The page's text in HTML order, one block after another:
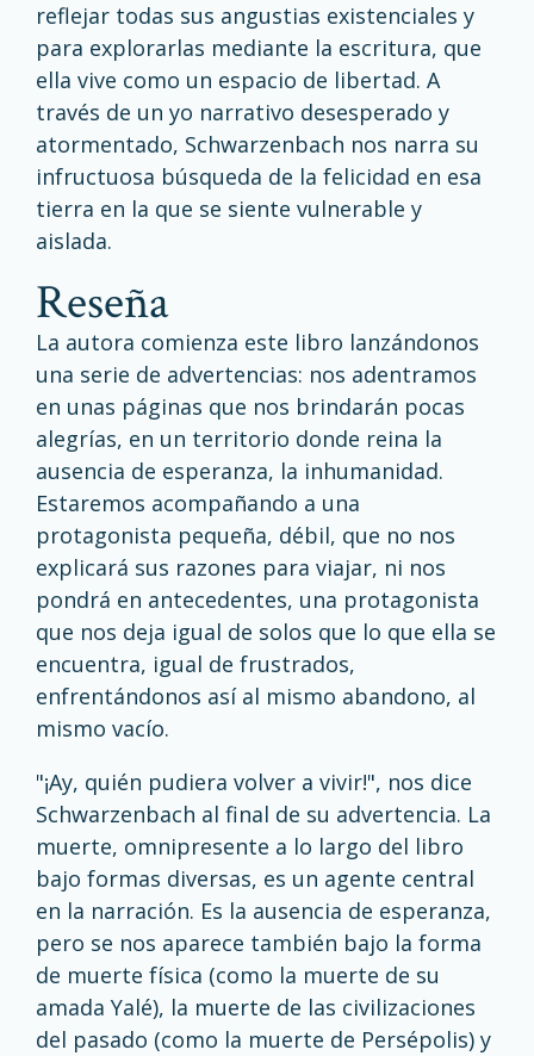
reflejar todas sus angustias existenciales y
para explorarlas mediante la escritura, que
ella vive como un espacio de libertad. A
través de un yo narrativo desesperado y
atormentado, Schwarzenbach nos narra su
infructuosa búsqueda de la felicidad en esa
tierra en la que se siente vulnerable y
aislada.
reseña
La autora comienza este libro lanzándonos
una serie de advertencias: nos adentramos
en unas páginas que nos brindarán pocas
alegrías, en un territorio donde reina la
ausencia de esperanza, la inhumanidad.
Estaremos acompañando a una
protagonista pequeña, débil, que no nos
explicará sus razones para viajar, ni nos
pondrá en antecedentes, una protagonista
que nos deja igual de solos que lo que ella se
encuentra, igual de frustrados,
enfrentándonos así al mismo abandono, al
mismo vacío.
"¡Ay, quién pudiera volver a vivir!", nos dice
Schwarzenbach al final de su advertencia. La
muerte, omnipresente a lo largo del libro
bajo formas diversas, es un agente central
en la narración. Es la ausencia de esperanza,
pero se nos aparece también bajo la forma
de muerte física (como la muerte de su
amada Yalé), la muerte de las civilizaciones
del pasado (como la muerte de Persépolis) y